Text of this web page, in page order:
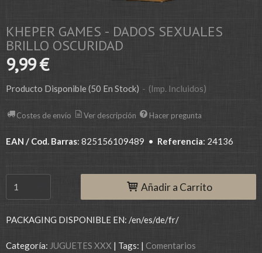
KHEPER GAMES - DADOS SEXUALES
BRILLO OSCURIDAD
9,99 €
Producto Disponible (50 En Stock) - (Imp. Incluidos)
Costes de envío Ver descripción Hacer pregunta
EAN / Cod. Barras: 825156109489 • Referencia: 24136
Añadir a Carrito
PACKAGING DISPONIBLE EN: /en/es/de/fr/
Categoría: JUGUETES XXX | Tags: | Comentarios